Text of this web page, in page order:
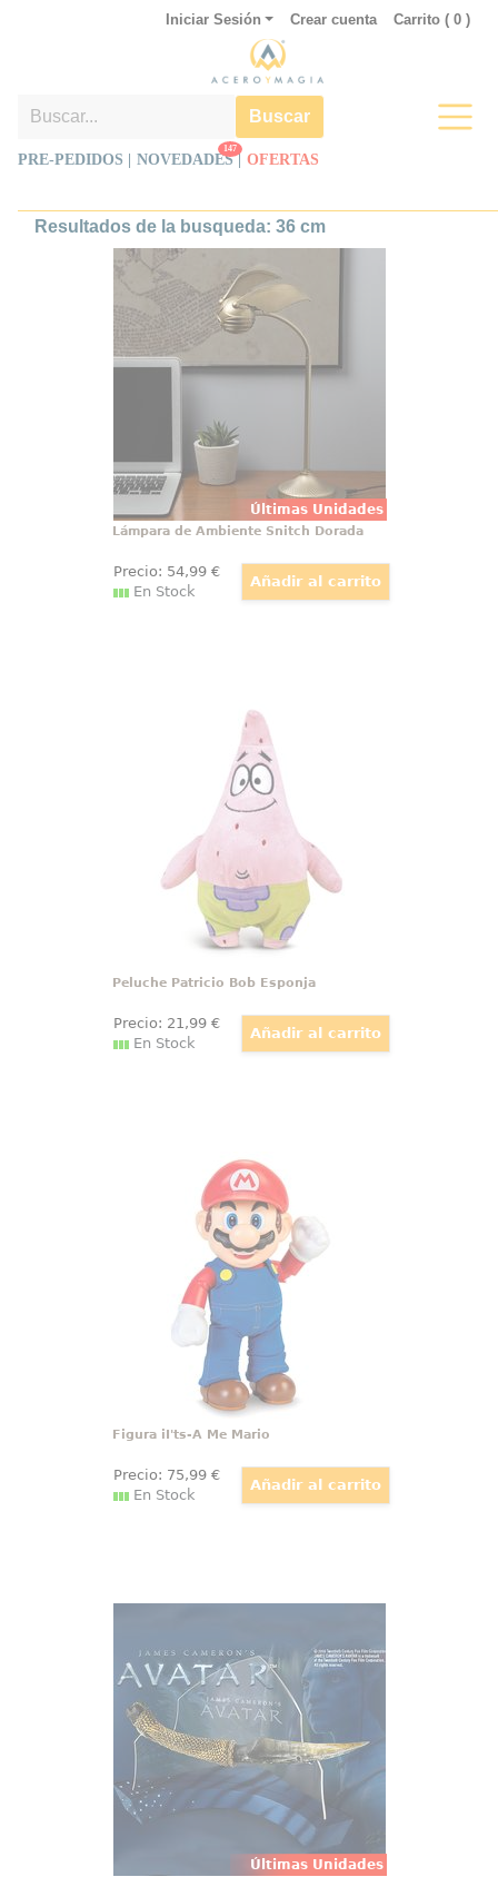
Carrito ( 0 )
Crear cuenta
Iniciar Sesión
Buscar
PRE-PEDIDOS | NOVEDADES
147
| OFERTAS
Resultados de la busqueda: 36 cm
Últimas Unidades
Lámpara de Ambiente Snitch
Imagina traer un pedacito de
magia del mundo de Harry Potter
a tu hogar con la increíble
lámpara de ambiente ajustable
Snitch Dorada. Con una altura de
Lámpara de Ambiente Snitch Dorada
Precio: 54,99€
En Stock
Peluche Patricio Bob Esponja
Una dosis instantánea de humor y
nostalgia llega a tu casa con la
peluche Patricio de Bob Esponja
36 cm, perfecta para dar vida a
cualquier rincón con el personaje
más entrañablemente despistado
de Fondo de Bikini.
Peluche Patricio Bob Esponja
Precio: 21,99€
En Stock
Figura iI'ts-A Me Mario
¡Mario cobra vida en tus manos
con su icónica presencia y
energía desbordante! Esta figura
articulada de 36 cm te permite
recrear cada uno de sus saltos
gracias a sus 13 puntos de
Figura iI'ts-A Me Mario
Precio: 75,99€
En Stock
Últimas Unidades
Daga de Jake de Avatar, Incluye
un expositor de mesa. 36 cm de